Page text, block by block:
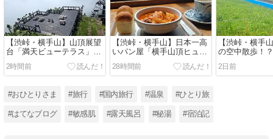
【渋峠・横手山】山頂展望
台「満天ビューテラス」か
らの景色は…！？お花のプ
ーさんと雲上に浮かぶテラ
ス｜万座温泉ひとり旅㉟
2時間前
【渋峠・横手山】日本一高
いパン屋「横手山頂ヒュッ
テ」で絶品ボルシチラン
チ！標高2,307mの雲上レス
トラン｜万座温泉ひとり旅
㉞
28時間前
【渋峠・横手
の空中散歩！
スカイレータ
いリフトで雨
座温泉ひとり
2日前
#おひとりさま #旅行 #国内旅行 #温泉 #ひとり旅
#はてなブログ #敏感肌 #露天風呂 #秘湯 #宿泊記